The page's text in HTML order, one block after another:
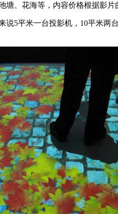
、花海等，内容价格根据影
5平米一台投影机，10平米